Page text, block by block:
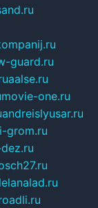
guard.ru
aalse.ru
movie-one.ru
andreislyusar.ru
grom.ru